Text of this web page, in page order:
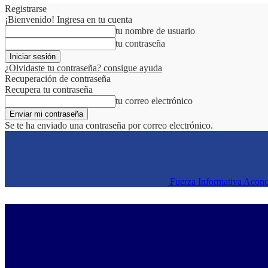
Registrarse
¡Bienvenido! Ingresa en tu cuenta
tu nombre de usuario
tu contraseña
¿Olvidaste tu contraseña? consigue ayuda
Recuperación de contraseña
Recupera tu contraseña
tu correo electrónico
Se te ha enviado una contraseña por correo electrónico.
Fuerza Informativa